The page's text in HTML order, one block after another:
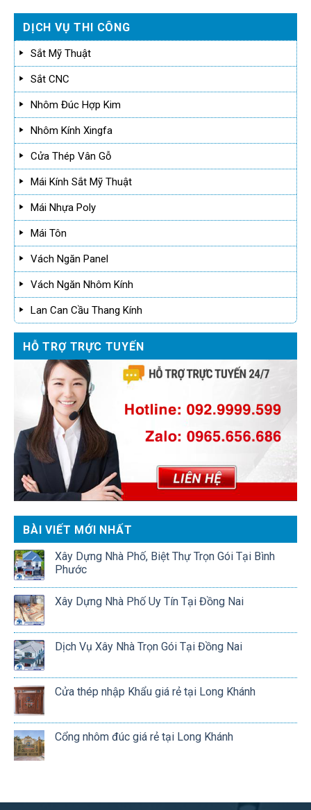
DỊCH VỤ THI CÔNG
Sắt Mỹ Thuật
Sắt CNC
Nhôm Đúc Hợp Kim
Nhôm Kính Xingfa
Cửa Thép Vân Gỗ
Mái Kính Sắt Mỹ Thuật
Mái Nhựa Poly
Mái Tôn
Vách Ngăn Panel
Vách Ngăn Nhôm Kính
Lan Can Cầu Thang Kính
HỖ TRỢ TRỰC TUYẾN
BÀI VIẾT MỚI NHẤT
Xây Dựng Nhà Phố, Biệt Thự Trọn Gói Tại Bình
Phước
Xây Dựng Nhà Phố Uy Tín Tại Đồng Nai
Dịch Vụ Xây Nhà Trọn Gói Tại Đồng Nai
Cửa thép nhập Khẩu giá rẻ tại Long Khánh
Cổng nhôm đúc giá rẻ tại Long Khánh